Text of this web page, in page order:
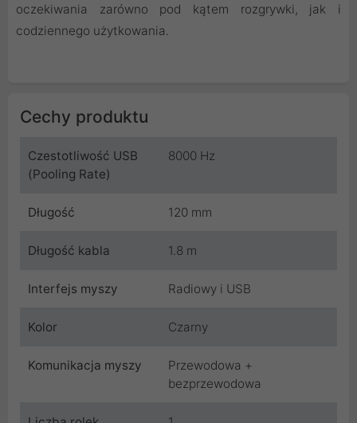
oczekiwania zarówno pod kątem rozgrywki, jak i
codziennego użytkowania.
Cechy produktu
Czestotliwość USB
(Pooling Rate)
8000 Hz
Długość 120 mm
Długość kabla 1.8 m
Interfejs myszy Radiowy i USB
Kolor Czarny
Komunikacja myszy
Przewodowa +
bezprzewodowa